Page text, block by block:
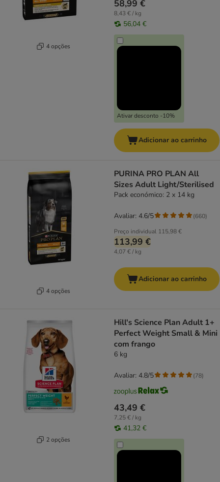
4 opções
58,99 €
8,43 € / kg
56,04 €
Ativar desconto -10%
Adicionar ao carrinho
4 opções
PURINA PRO PLAN All
Sizes Adult Light/Sterilised
Pack económico: 2 x 14 kg
Preço individual 115,98 €
113,99 €
4,07 € / kg
Avaliar: 4.6/5 (660)
Adicionar ao carrinho
2 opções
Hill's Science Plan Adult 1+
Perfect Weight Small & Mini
com frango
6 kg
43,49 €
7,25 € / kg
41,32 €
Avaliar: 4.8/5 (78)